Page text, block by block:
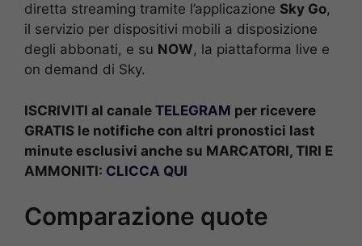
diretta streaming tramite l’applicazione Sky Go,
il servizio per dispositivi mobili a disposizione
degli abbonati, e su NOW, la piattaforma live e
on demand di Sky.
ISCRIVITI al canale TELEGRAM per ricevere
GRATIS le notifiche con altri pronostici last
minute esclusivi anche su MARCATORI, TIRI E
AMMONITI: CLICCA QUI
Comparazione quote